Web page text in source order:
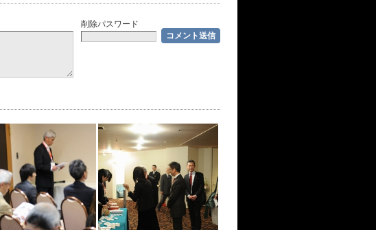
削除パスワード